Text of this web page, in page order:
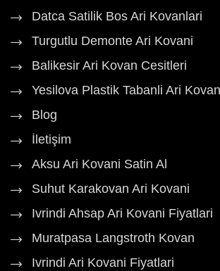
Datca Satilik Bos Ari Kovanlari
Turgutlu Demonte Ari Kovani
Balikesir Ari Kovan Cesitleri
Yesilova Plastik Tabanli Ari
Blog
İletişim
Aksu Ari Kovani Satin Al
Suhut Karakovan Ari Kovani
Ivrindi Ahsap Ari Kovani Fiyatlari
Muratpasa Langstroth Kovan
Ivrindi Ari Kovani Fiyatlari